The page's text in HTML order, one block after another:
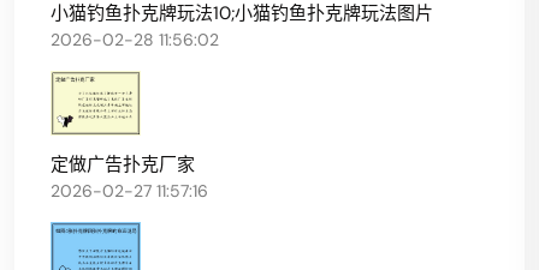
小猫钓鱼扑克牌玩法10;小猫钓鱼扑克牌玩法图片
2026-02-28 11:56:02
定做广告扑克厂家
2026-02-27 11:57:16